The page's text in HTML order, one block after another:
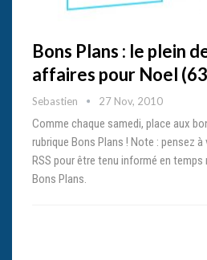
Bons Plans : le plein
affaires pour Noel
Sebastien 27 Nov, 2010
Comme chaque samedi, place aux
rubrique Bons Plans ! Note : pensez
RSS pour être tenu informé en
Bons Plans.